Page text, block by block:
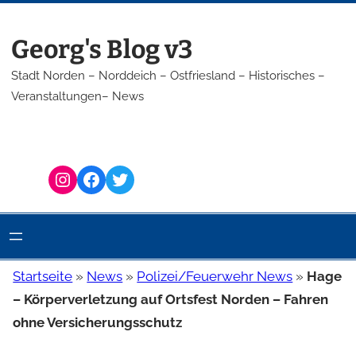
springen
Georg's Blog v3
Stadt Norden – Norddeich – Ostfriesland – Historisches –
Veranstaltungen– News
Instagram Facebook Twitter
Startseite » News » Polizei/Feuerwehr News » Hage
– Körperverletzung auf Ortsfest Norden – Fahren
ohne Versicherungsschutz